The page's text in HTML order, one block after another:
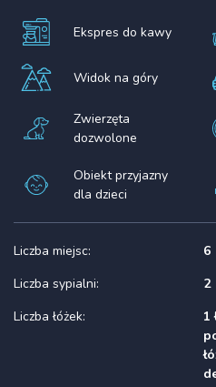
Ekspres do kawy
Widok na góry
Zwierzęta
dozwolone
Obiekt przyjazny
dla dzieci
Liczba miejsc:
6
Liczba sypialni:
2
Liczba łóżek:
1